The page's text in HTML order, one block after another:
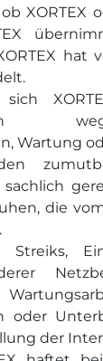
XORTEX
hat
Wartung
die
Streiks,
oder
der